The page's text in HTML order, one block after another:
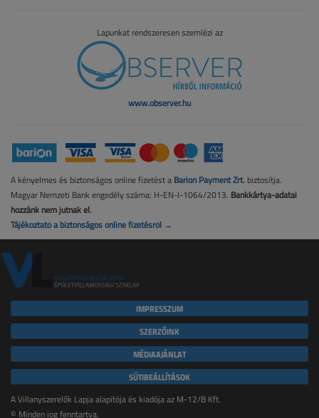
Lapunkat rendszeresen szemlézi az
www.observer.hu
A kényelmes és biztonságos online fizetést a Barion Payment Zrt. biztosítja.
Magyar Nemzeti Bank engedély száma: H-EN-I-1064/2013. Bankkártya-adatai
hozzánk nem jutnak el.
Tájékoztató a biztonságos online fizetésről →
IMPRESSZUM
SZERZŐINK
MÉDIAAJÁNLAT
SÜTIBEÁLLÍTÁSOK
A Villanyszerelők Lapja alapítója és kiadója az M-12/B Kft.
© Minden jog fenntartva.